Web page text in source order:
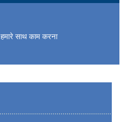
हमारे साथ काम करना